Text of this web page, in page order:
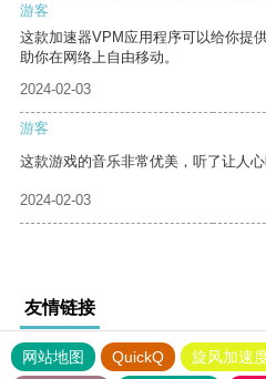
游客
这款加速器VPM应用程序可以给你提
助你在网络上自由移动。
2024-02-03
游客
这款游戏的音乐非常优美，听了让人心
2024-02-03
友情链接
网站地图 QuickQ 旋风加速